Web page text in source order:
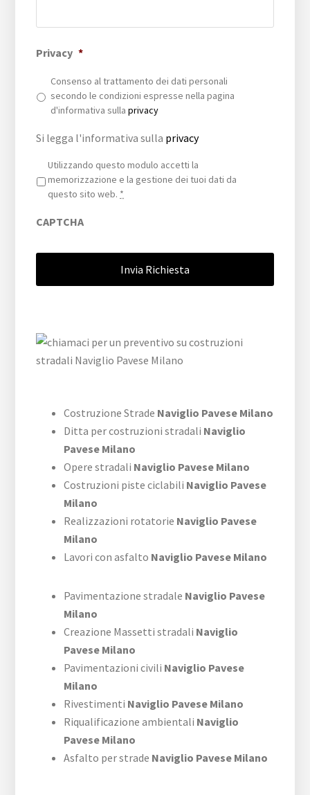
Privacy *
Consenso al trattamento dei dati personali
secondo le condizioni espresse nella pagina
d'informativa sullaprivacy
Si legga l'informativa sulla privacy
Privacy *
Utilizzando questo modulo accetti la
memorizzazione e la gestione dei tuoi dati da
questo sito web. *
CAPTCHA
Costruzione Strade Naviglio Pavese Milano
Ditta per costruzioni stradali Naviglio
Pavese Milano
Opere stradali Naviglio Pavese Milano
Costruzioni piste ciclabili Naviglio Pavese
Milano
Realizzazioni rotatorie Naviglio Pavese
Milano
Lavori con asfalto Naviglio Pavese Milano
Pavimentazione stradale Naviglio Pavese
Milano
Creazione Massetti stradali Naviglio
Pavese Milano
Pavimentazioni civili Naviglio Pavese
Milano
Rivestimenti Naviglio Pavese Milano
Riqualificazione ambientali Naviglio
Pavese Milano
Asfalto per strade Naviglio Pavese Milano